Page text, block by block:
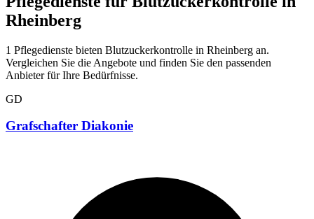
Rheinberg
1 Pflegedienste bieten Blutzuckerkontrolle in Rheinberg an.
Vergleichen Sie die Angebote und finden Sie den passenden
Anbieter für Ihre Bedürfnisse.
GD
Grafschafter Diakonie